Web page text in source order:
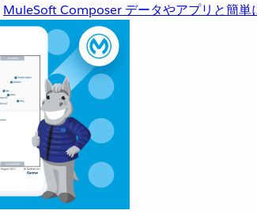
MuleSoft Composer データやアプリと簡単